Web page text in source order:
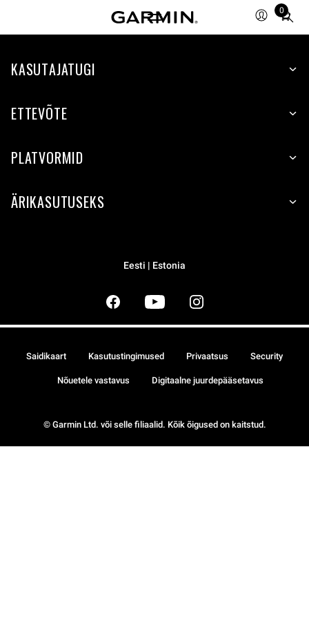
0
Total
items
cart:
KASUTAJATUGI
ETTEVÕTE
PLATVORMID
ÄRIKASUTUSEKS
Eesti | Estonia
© Garmin Ltd. või selle filiaalid. Kõik õigused on kaitstud.
Saidikaart Kasutustingimused Privaatsus Security
Nõuetele vastavus Digitaalne juurdepääsetavus